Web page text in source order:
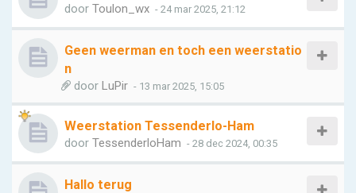
door Toulon_wx - 24 mar 2025, 21:12
Geen weerman en toch een weerstatio
n
door LuPir - 13 mar 2025, 15:05
Weerstation Tessenderlo-Ham
door TessenderloHam - 28 dec 2024, 00:35
Hallo terug